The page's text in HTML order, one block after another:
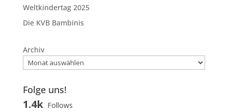
Weltkindertag 2025
Die KVB Bambinis
Archiv
Folge uns!
1.4k Follows